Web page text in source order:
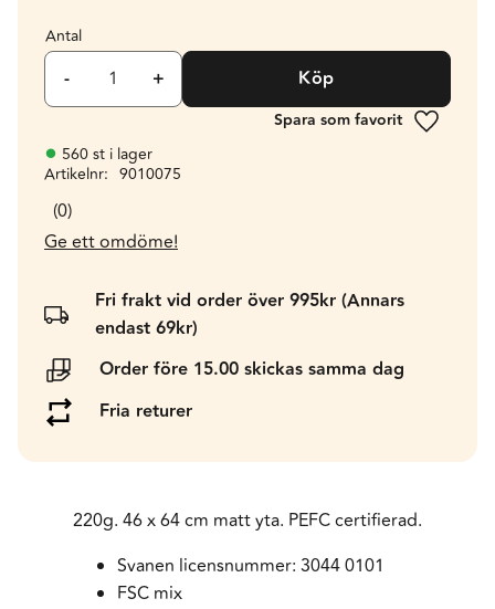
Antal
+
- Köp
Lägg till
560 st i lager
Artikelnr
9010075
0
Ge ett omdöme!
Fri frakt vid order över 995kr (Annars
endast 69kr)
Order före 15.00 skickas samma dag
Fria returer
220g. 46 x 64 cm matt yta. PEFC certifierad.
Svanen licensnummer: 3044 0101
FSC mix